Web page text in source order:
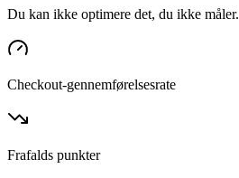
Du kan ikke optimere det, du ikke måler.
Checkout-gennemførelsesrate
Frafalds punkter